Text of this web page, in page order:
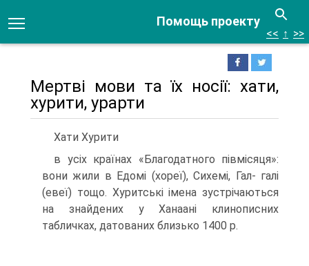
Помощь проекту
<< ↑ >>
Мертві мови та їх носії: хати,
хурити, урарти
Хати Хурити
в усіх країнах «Благодатного півмісяця»:
вони жили в Едомі (хореї), Сихемі, Гал- галі
(евеї) тощо. Хуритські імена зустрічаються
на знайдених у Ханаані клинопис­них
табличках, датованих близько 1400 р.